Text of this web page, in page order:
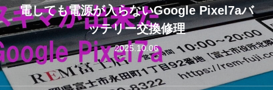
電しても電源が入らないGoogle Pixel7aバ
ッテリー交換修理
2025.10.06